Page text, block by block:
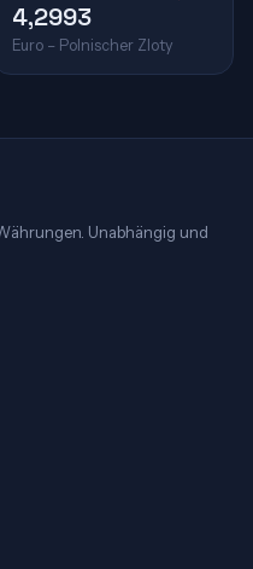
4,2993
Euro – Polnischer Zloty
Unabhängig und